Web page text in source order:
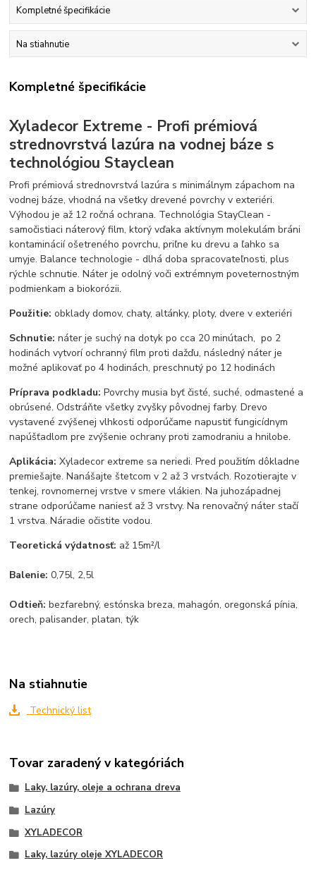
Kompletné špecifikácie
Na stiahnutie
Kompletné špecifikácie
Xyladecor Extreme - Profi prémiová
strednovrstvá lazúra na vodnej báze s
technológiou Stayclean
Profi prémiová strednovrstvá lazúra s minimálnym zápachom na
vodnej báze, vhodná na všetky drevené povrchy v exteriéri.
Výhodou je až 12 ročná ochrana. Technológia StayClean -
samočistiaci náterový film, ktorý vďaka aktívnym molekulám bráni
kontaminácií ošetreného povrchu, priľne ku drevu a ľahko sa
umyje. Balance technologie - dlhá doba spracovateľnosti, plus
rýchle schnutie. Náter je odolný voči extrémnym poveternostným
podmienkam a biokorózii.
Použitie: obklady domov, chaty, altánky, ploty, dvere v exteriéri
Schnutie: náter je suchý na dotyk po cca 20 minútach, po 2
hodinách vytvorí ochranný film proti dažďu, následný náter je
možné aplikovať po 4 hodinách, preschnutý po 12 hodinách
Príprava podkladu:Povrchy musia byť čisté, suché, odmastené a
obrúsené. Odstráňte všetky zvyšky pôvodnej farby. Drevo
vystavené zvýšenej vlhkosti odporúčame napustiť fungicídnym
napúšťadlom pre zvýšenie ochrany proti zamodraniu a hnilobe.
Aplikácia:Xyladecor extreme sa neriedi. Pred použitím dôkladne
premiešajte. Nanášajte štetcom v 2 až 3 vrstvách. Rozotierajte v
tenkej, rovnomernej vrstve v smere vlákien. Na juhozápadnej
strane odporúčame naniesť až 3 vrstvy. Na renovačný náter stačí
1 vrstva. Náradie očistite vodou.
Teoretická výdatnosť: až 15m²/l
Balenie:0,75l, 2,5l
Odtieň:bezfarebný, estónska breza, mahagón, oregonská pínia,
orech, palisander, platan, týk
Na stiahnutie
Technický list
Tovar zaradený v kategóriách
Laky, lazúry, oleje a ochrana dreva
Lazúry
XYLADECOR
Laky, lazúry oleje XYLADECOR